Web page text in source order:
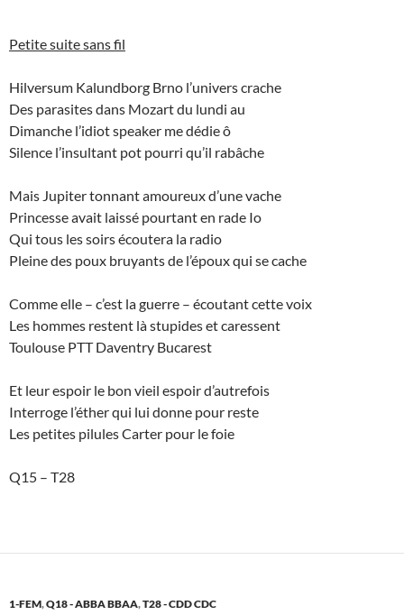
Petite suite sans fil
Hilversum Kalundborg Brno l’univers crache
Des parasites dans Mozart du lundi au
Dimanche l’idiot speaker me dédie ô
Silence l’insultant pot pourri qu’il rabâche
Mais Jupiter tonnant amoureux d’une vache
Princesse avait laissé pourtant en rade Io
Qui tous les soirs écoutera la radio
Pleine des poux bruyants de l’époux qui se cache
Comme elle – c’est la guerre – écoutant cette voix
Les hommes restent là stupides et caressent
Toulouse PTT Daventry Bucarest
Et leur espoir le bon vieil espoir d’autrefois
Interroge l’éther qui lui donne pour reste
Les petites pilules Carter pour le foie
Q15 – T28
1-FEM,Q18 - ABBA BBAA,T28 - CDD CDC